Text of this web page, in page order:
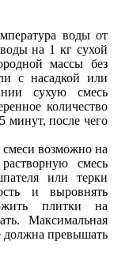
воды от
на 1 кг сухой
массы без
с насадкой или
сухую смесь
количество
минут, после чего
смеси возможно на
смесь
или терки
и выровнять
плитки на
Максимальная
должна превышать